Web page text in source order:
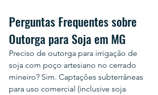
Perguntas Frequentes sobre
Outorga para Soja em MG
Preciso de outorga para irrigação de
soja com poço artesiano no cerrado
mineiro? Sim. Captações subterrâneas
para uso comercial (inclusive soja